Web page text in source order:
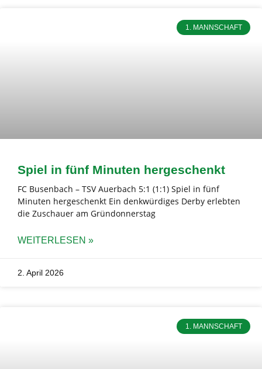
1. MANNSCHAFT
Spiel in fünf Minuten hergeschenkt
FC Busenbach – TSV Auerbach 5:1 (1:1) Spiel in fünf
Minuten hergeschenkt Ein denkwürdiges Derby erlebten
die Zuschauer am Gründonnerstag
WEITERLESEN »
2. April 2026
1. MANNSCHAFT